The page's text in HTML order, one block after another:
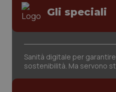
Gli speciali
Sanità digitale per
sostenibilità. Ma servono
session-id